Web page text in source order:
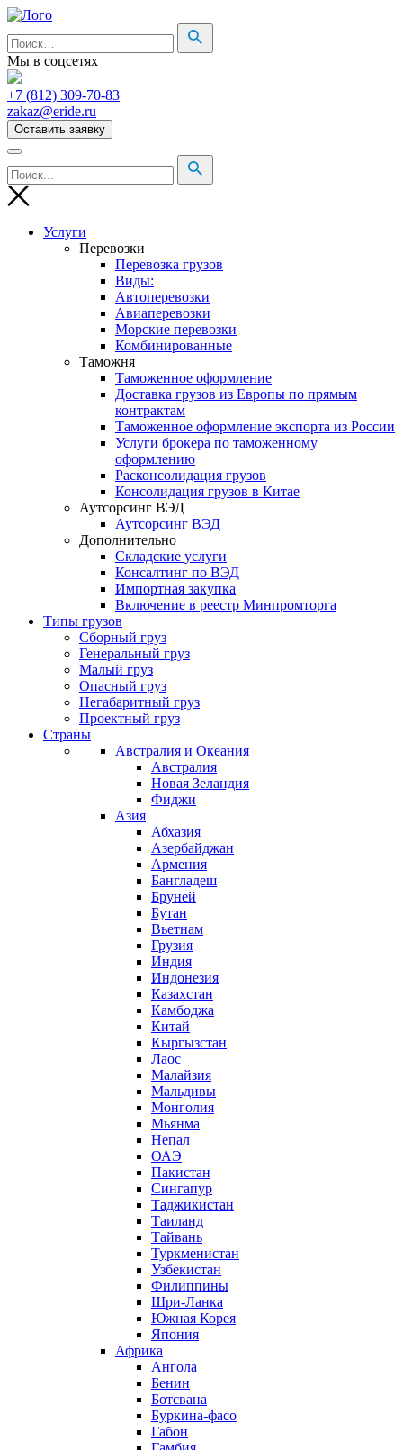
Мы в соцсетях
+7 (812) 309-70-83
zakaz@eride.ru
Оставить заявку
Услуги
Перевозки
Перевозка грузов
Виды:
Автоперевозки
Авиаперевозки
Морские перевозки
Комбинированные
Таможня
Таможенное оформление
Доставка грузов из Европы по прямым
контрактам
Таможенное оформление экспорта из России
Услуги брокера по таможенному
оформлению
Расконсолидация грузов
Консолидация грузов в Китае
Аутсорсинг ВЭД
Аутсорсинг ВЭД
Дополнительно
Складские услуги
Консалтинг по ВЭД
Импортная закупка
Включение в реестр Минпромторга
Типы грузов
Сборный груз
Генеральный груз
Малый груз
Опасный груз
Негабаритный груз
Проектный груз
Страны
Австралия и Океания
Австралия
Новая Зеландия
Фиджи
Азия
Абхазия
Азербайджан
Армения
Бангладеш
Бруней
Бутан
Вьетнам
Грузия
Индия
Индонезия
Казахстан
Камбоджа
Китай
Кыргызстан
Лаос
Малайзия
Мальдивы
Монголия
Мьянма
Непал
ОАЭ
Пакистан
Сингапур
Таджикистан
Таиланд
Тайвань
Туркменистан
Узбекистан
Филиппины
Шри-Ланка
Южная Корея
Япония
Африка
Ангола
Бенин
Ботсвана
Буркина-фасо
Габон